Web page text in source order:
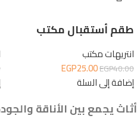
طقم أستقبال مكتب
انتريهات مكتب
EGP40.00
EGP25.00
إضافة إلى السلة
أثاث يجمع بين الأناقة